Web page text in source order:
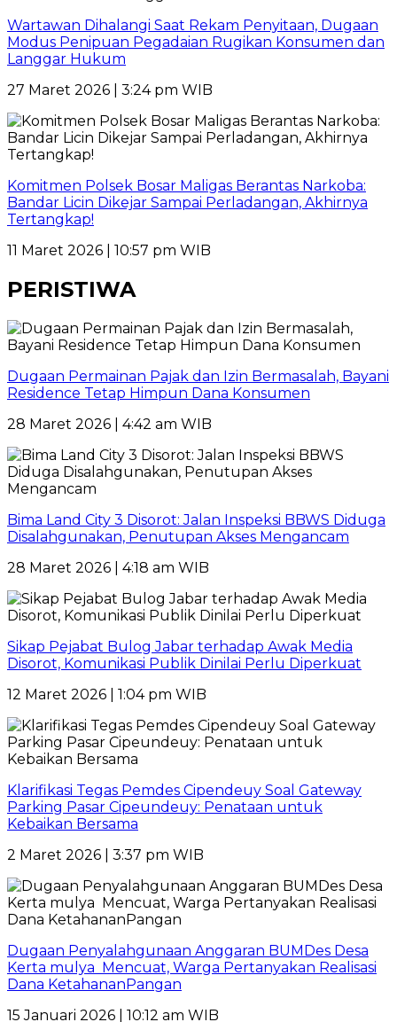
Wartawan Dihalangi Saat Rekam Penyitaan, Dugaan
Modus Penipuan Pegadaian Rugikan Konsumen dan
Langgar Hukum
27 Maret 2026 | 3:24 pm WIB
Komitmen Polsek Bosar Maligas Berantas Narkoba:
Bandar Licin Dikejar Sampai Perladangan, Akhirnya
Tertangkap!
11 Maret 2026 | 10:57 pm WIB
PERISTIWA
Dugaan Permainan Pajak dan Izin Bermasalah, Bayani
Residence Tetap Himpun Dana Konsumen
28 Maret 2026 | 4:42 am WIB
Bima Land City 3 Disorot: Jalan Inspeksi BBWS Diduga
Disalahgunakan, Penutupan Akses Mengancam
28 Maret 2026 | 4:18 am WIB
Sikap Pejabat Bulog Jabar terhadap Awak Media
Disorot, Komunikasi Publik Dinilai Perlu Diperkuat
12 Maret 2026 | 1:04 pm WIB
Klarifikasi Tegas Pemdes Cipendeuy Soal Gateway
Parking Pasar Cipeundeuy: Penataan untuk
Kebaikan Bersama
2 Maret 2026 | 3:37 pm WIB
Dugaan Penyalahgunaan Anggaran BUMDes Desa
Kerta mulya Mencuat, Warga Pertanyakan Realisasi
Dana KetahananPangan
15 Januari 2026 | 10:12 am WIB